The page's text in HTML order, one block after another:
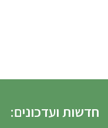
חדשות ועדכונים: